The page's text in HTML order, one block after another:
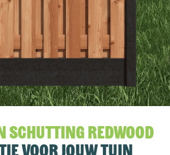
schutting Redwood